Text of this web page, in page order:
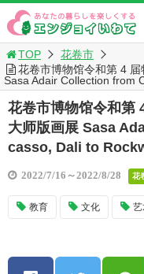
TOP
花卷市
花卷市博物馆令和第 4
Sasa Adair Collection from
花卷市博物馆令和第
大师版画展 Sasa
casso, Dali to
2022/7/16～2022/8/28 花
教育 文化